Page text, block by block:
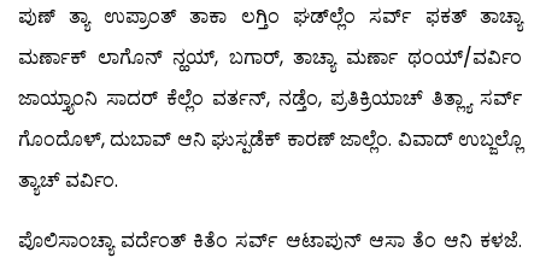
ಪುಣ್ ತ್ಯಾ ಉಪ್ರಾಂತ್ ತಾಕಾ ಲಗ್ತಿಂ ಘಡ್‍ಲ್ಲೆಂ ಸರ್ವ್ ಫಕತ್ ತಾಚ್ಯಾ
ಮರ್ಣಾಕ್ ಲಾಗೊನ್ ನ್ಹಯ್, ಬಗಾರ್, ತಾಚ್ಯಾ ಮರ್ಣಾ ಥಂಯ್/ವರ್ವಿಂ
ಜಾಯ್ತ್ಯಾಂನಿ ಸಾದರ್ ಕೆಲ್ಲೆಂ ವರ್ತನ್, ನಡ್ತೆಂ, ಪ್ರತಿಕ್ರಿಯಾಚ್ ತಿತ್ಲ್ಯಾ ಸರ್ವ್
ಗೊಂದೊಳ್, ದುಬಾವ್ ಆನಿ ಘುಸ್ಪಡೆಕ್ ಕಾರಣ್ ಜಾಲ್ಲೆಂ. ವಿವಾದ್ ಉಬ್ಜಲ್ಲೊ
ತ್ಯಾಚ್ ವರ್ವಿಂ.
ಪೊಲಿಸಾಂಚ್ಯಾ ವರ್ದೆಂತ್ ಕಿತೆಂ ಸರ್ವ್ ಆಟಾಪುನ್ ಆಸಾ ತೆಂ ಆನಿ ಕಳಜೆ.